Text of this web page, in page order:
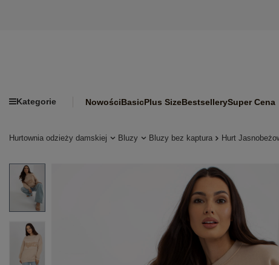
Kategorie NowościBasicPlus SizeBestsellerySuper Cena
Hurtownia odzieży damskiej Bluzy Bluzy bez kaptura Hurt